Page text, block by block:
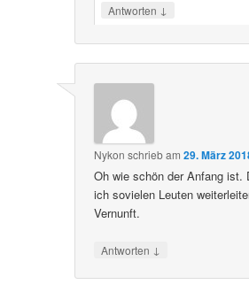
Antworten ↓
Nykon schriebam29. März
Oh wie schön der Anfang ist.
ich sovielen Leuten
Vernunft.
Antworten ↓